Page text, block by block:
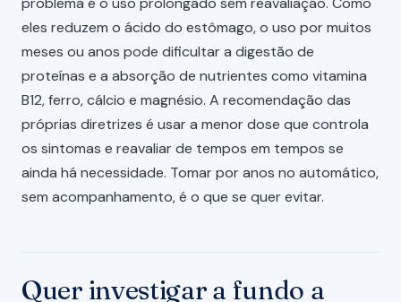
eles reduzem o ácido do estômago, o uso por muitos
meses ou anos pode dificultar a digestão de
proteínas e a absorção de nutrientes como vitamina
B12, ferro, cálcio e magnésio. A recomendação das
próprias diretrizes é usar a menor dose que controla
os sintomas e reavaliar de tempos em tempos se
ainda há necessidade. Tomar por anos no automático,
sem acompanhamento, é o que se quer evitar.
Quer investigar a fundo a